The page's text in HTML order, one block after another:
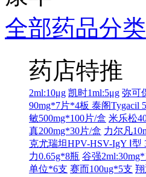
全部药品分类
药店特推
2ml:10μg 凯时1ml:5μg 弥可
90mg*7片*4板 泰阁Tygacil
敏500mg*100片/盒 米乐松
真200mg*30片/盒 力尔凡
克尤瑞坦HPV-HSV-IgY Ⅰ型
力0.65g*8瓶 谷强
单位*6支 赛而100ug*5支 翔